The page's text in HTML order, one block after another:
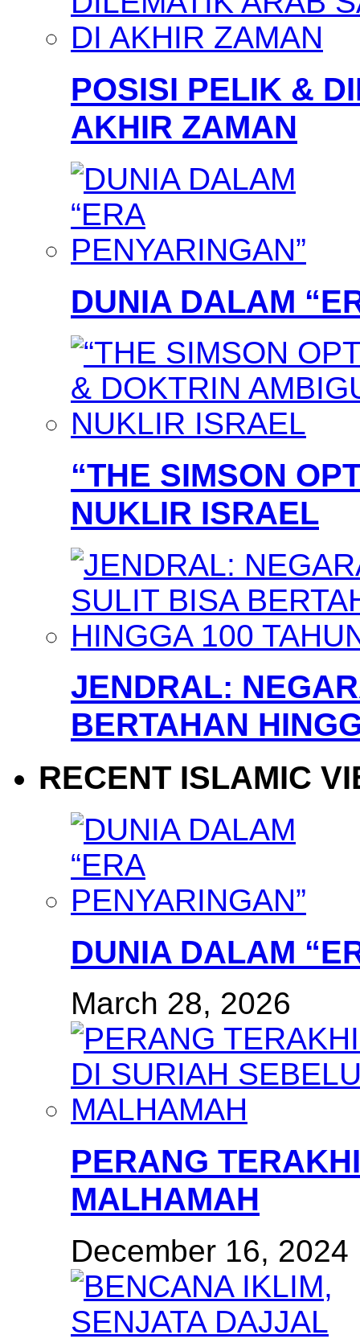
POSISI PELIK &
AKHIR ZAMAN
DUNIA DALAM
“THE SIMSON
NUKLIR ISRAEL
JENDRAL:
BERTAHAN
RECENT ISLAMIC
DUNIA DALAM
March 28, 2026
PERANG
MALHAMAH
December 16, 2024